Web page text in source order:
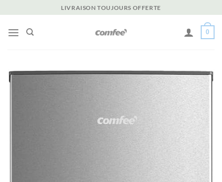
au
contenu
LIVRAISON TOUJOURS OFFERTE
0